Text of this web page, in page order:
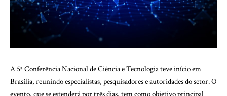
A 5ª Conferência Nacional de Ciência e Tecnologia teve início em
Brasília, reunindo especialistas, pesquisadores e autoridades do setor. O